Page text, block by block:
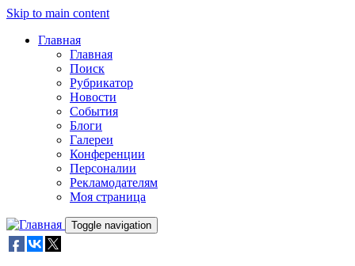
Skip to main content
Главная
Главная
Поиск
Рубрикатор
Новости
События
Блоги
Галереи
Конференции
Персоналии
Рекламодателям
Моя страница
Toggle navigation